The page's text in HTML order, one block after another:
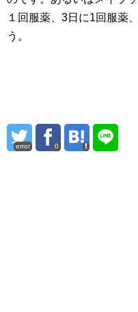
１回服薬、3日に1回服薬
う。
error 0